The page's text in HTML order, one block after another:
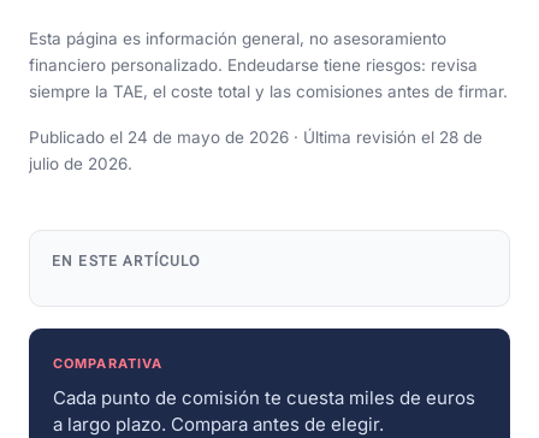
Esta página es información general, no asesoramiento
financiero personalizado. Endeudarse tiene riesgos: revisa
siempre la TAE, el coste total y las comisiones antes de firmar.
Publicado el 24 de mayo de 2026 · Última revisión el 28 de
julio de 2026.
EN ESTE ARTÍCULO
COMPARATIVA
Cada punto de comisión te cuesta miles de euros
a largo plazo. Compara antes de elegir.